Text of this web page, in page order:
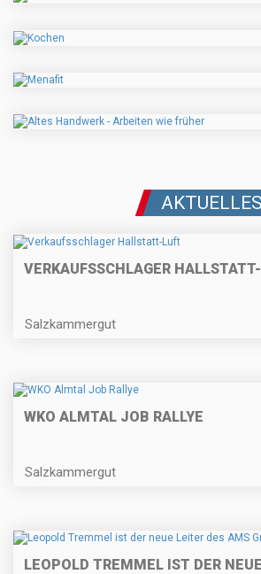
VERKAUFSSCHLAGER
Salzkammergut
WKO ALMTAL JOB RALLYE
Salzkammergut
LEOPOLD TREMMEL IST DER